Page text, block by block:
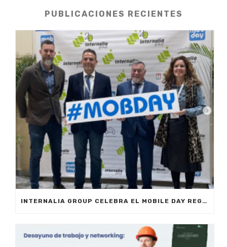
PUBLICACIONES RECIENTES
INTERNALIA GROUP CELEBRA EL MOBILE DAY REGISTRO HORARIO EN MARBELLA